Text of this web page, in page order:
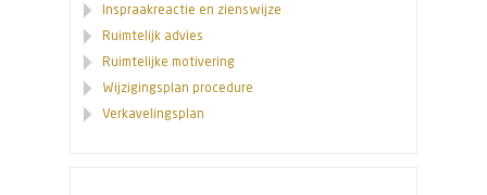
Inspraakreactie en zienswijze
Ruimtelijk advies
Ruimtelijke motivering
Wijzigingsplan procedure
Verkavelingsplan